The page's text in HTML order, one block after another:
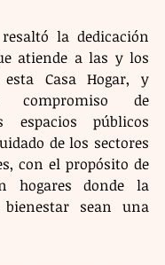
la dedicación
atiende a las y los
Casa Hogar, y
compromiso de
espacios públicos
de los sectores
con el propósito de
hogares donde la
sean una